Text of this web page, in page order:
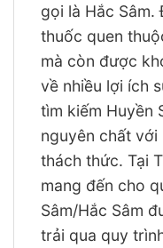
gọi là Hắc
thuốc quen
mà còn được
về nhiều lợi ích
tìm kiếm Huyền
nguyên chất
thách thức. Tại
mang đến cho
Sâm/Hắc Sâm
trải qua quy